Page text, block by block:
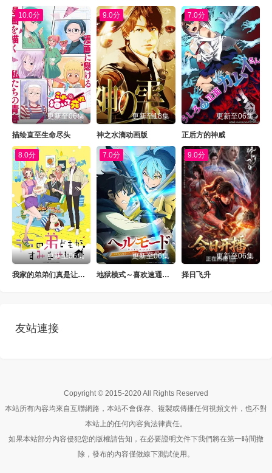
10.0分
更新至06集
描绘直至生命尽头
9.0分
更新至18集
神之水滴动画版
7.0分
更新至06集
正后方的神威
8.0分
更新至06集
我家的弟弟们真是让您费心了
7.0分
更新至06集
地狱模式～喜欢速通游戏的玩家在废设定异世界无双～第二季
9.0分
更新至06集
择日飞升
友站連接
Copyright © 2015-2020 All Rights Reserved
本站所有內容均來自互聯網路，本站不會保存、複製或傳播任何視頻文件，也不對
本站上的任何內容負法律責任。
如果本站部分內容侵犯您的版權請告知，在必要證明文件下我們將在第一時間撤
除，發布的內容僅做線下測試使用。